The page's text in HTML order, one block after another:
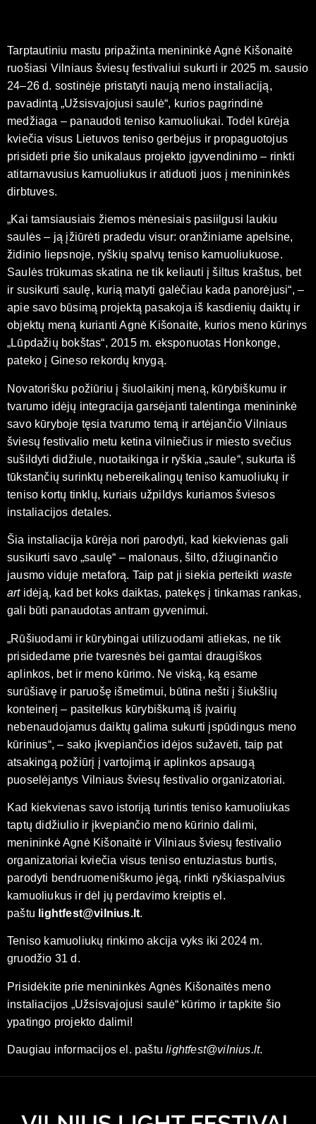
Tarptautiniu mastu pripažinta menininkė Agnė Kišonaitė
ruošiasi Vilniaus šviesų festivaliui sukurti ir 2025 m. sausio
24–26 d. sostinėje pristatyti naują meno instaliaciją,
pavadintą „Užsisvajojusi saulė“, kurios pagrindinė
medžiaga – panaudoti teniso kamuoliukai. Todėl kūrėja
kviečia visus Lietuvos teniso gerbėjus ir propaguotojus
prisidėti prie šio unikalaus projekto įgyvendinimo – rinkti
atitarnavusius kamuoliukus ir atiduoti juos į menininkės
dirbtuves.
„Kai tamsiausiais žiemos mėnesiais pasiilgusi laukiu
saulės – ją įžiūrėti pradedu visur: oranžiniame apelsine,
židinio liepsnoje, ryškių spalvų teniso kamuoliukuose.
Saulės trūkumas skatina ne tik keliauti į šiltus kraštus, bet
ir susikurti saulę, kurią matyti galėčiau kada panorėjusi“, –
apie savo būsimą projektą pasakoja iš kasdienių daiktų ir
objektų meną kurianti Agnė Kišonaitė, kurios meno kūrinys
„Lūpdažių bokštas“, 2015 m. eksponuotas Honkonge,
pateko į Gineso rekordų knygą.
Novatorišku požiūriu į šiuolaikinį meną, kūrybiškumu ir
tvarumo idėjų integracija garsėjanti talentinga menininkė
savo kūryboje tęsia tvarumo temą ir artėjančio Vilniaus
šviesų festivalio metu ketina vilniečius ir miesto svečius
sušildyti didžiule, nuotaikinga ir ryškia „saule“, sukurta iš
tūkstančių surinktų nebereikalingų teniso kamuoliukų ir
teniso kortų tinklų, kuriais užpildys kuriamos šviesos
instaliacijos detales.
Šia instaliacija kūrėja nori parodyti, kad kiekvienas gali
susikurti savo „saulę“ – malonaus, šilto, džiuginančio
jausmo viduje metaforą. Taip pat ji siekia perteikti waste
artidėją, kad bet koks daiktas, patekęs į tinkamas rankas,
gali būti panaudotas antram gyvenimui.
„Rūšiuodami ir kūrybingai utilizuodami atliekas, ne tik
prisidedame prie tvaresnės bei gamtai draugiškos
aplinkos, bet ir meno kūrimo. Ne viską, ką esame
surūšiavę ir paruošę išmetimui, būtina nešti į šiukšlių
konteinerį – pasitelkus kūrybiškumą iš įvairių
nebenaudojamus daiktų galima sukurti įspūdingus meno
kūrinius“, – sako įkvepiančios idėjos sužavėti, taip pat
atsakingą požiūrį į vartojimą ir aplinkos apsaugą
puoselėjantys Vilniaus šviesų festivalio organizatoriai.
Kad kiekvienas savo istoriją turintis teniso kamuoliukas
taptų didžiulio ir įkvepiančio meno kūrinio dalimi,
menininkė Agnė Kišonaitė ir Vilniaus šviesų festivalio
organizatoriai kviečia visus teniso entuziastus burtis,
parodyti bendruomeniškumo jėgą, rinkti ryškiaspalvius
kamuoliukus ir dėl jų perdavimo kreiptis el.
paštu lightfest@vilnius.lt.
Teniso kamuoliukų rinkimo akcija vyks iki 2024 m.
gruodžio 31 d.
Prisidėkite prie menininkės Agnės Kišonaitės meno
instaliacijos „Užsisvajojusi saulė“ kūrimo ir tapkite šio
ypatingo projekto dalimi!
Daugiau informacijos el. paštulightfest@vilnius.lt.